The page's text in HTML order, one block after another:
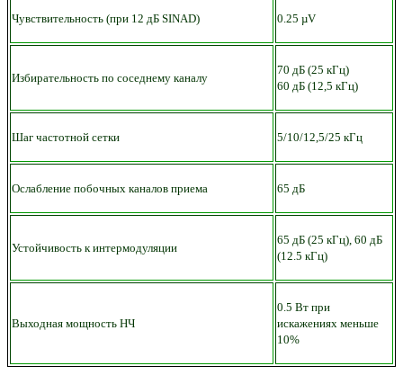
Чувствительность (при 12 дБ SINAD) 0.25 µV
Избирательность по соседнему каналу
70 дБ (25 кГц)
60 дБ (12,5 кГц)
Шаг частотной сетки 5/10/12,5/25 кГц
Ослабление побочных каналов приема 65 дБ
Устойчивость к интермодуляции
65 дБ (25 кГц), 60 дБ
(12.5 кГц)
Выходная мощность НЧ
0.5 Вт при
искажениях меньше
10%